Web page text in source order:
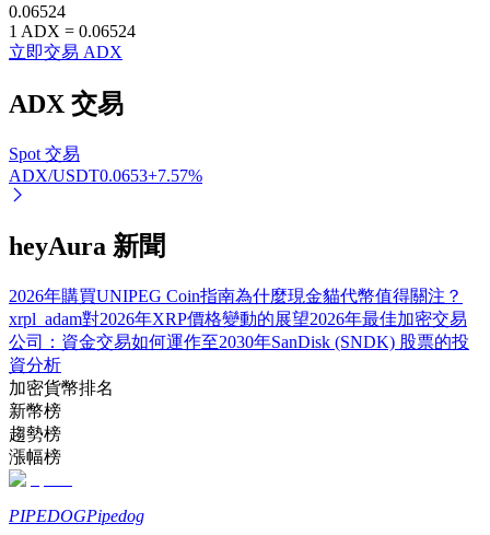
借貸寶
定投理财
享受活期理財及長期收益
0.06524
1 ADX = 0.06524
立即交易 ADX
ADX 交易
Spot 交易
ADX/USDT0.0653+7.57%
heyAura 新聞
2026年購買UNIPEG Coin指南為什麼現金貓代幣值得關注？
xrpl_adam對2026年XRP價格變動的展望2026年最佳加密交易
公司：資金交易如何運作至2030年SanDisk (SNDK) 股票的投
資分析
加密貨幣排名
新幣榜
趨勢榜
漲幅榜
PIPEDOGPipedog